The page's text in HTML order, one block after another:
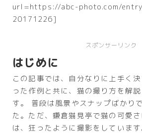
url=https://abc-photo.com/
20171226]
スポンサーリンク
はじめに
この記事では、自分なりに上手く
った作例と共に、猫の撮り方を解
す。 普段は風景やスナップばかり
た。ただ、鎌倉猫見亭で猫の可愛
は、狂ったように撮影をしていま